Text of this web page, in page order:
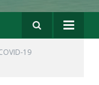
19